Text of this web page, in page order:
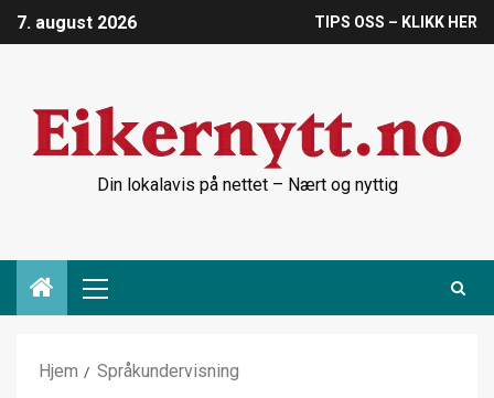
7. august 2026 TIPS OSS – KLIKK HER
Din lokalavis på nettet – Nært og nyttig
Hjem Språkundervisning